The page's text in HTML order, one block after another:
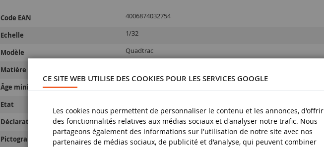
d’information
Code EAN 4006874032754
Echelle 1/32
Modèle Quadtrac
Matière
Âge minimum
Etat
Déclaration de Sécurité des produits Avertissement : ne convient pas aux enfants de moins de 3 ans.
Pictogramme de sécurité Marquage CE
CE SITE WEB UTILISE DES COOKIES POUR LES SERVICES GOOGLE
Les cookies nous permettent de personnaliser le contenu et les annonces, d'offrir
des fonctionnalités relatives aux médias sociaux et d'analyser notre trafic. Nous
partageons également des informations sur l'utilisation de notre site avec nos
partenaires de médias sociaux, de publicité et d'analyse, qui peuvent combiner